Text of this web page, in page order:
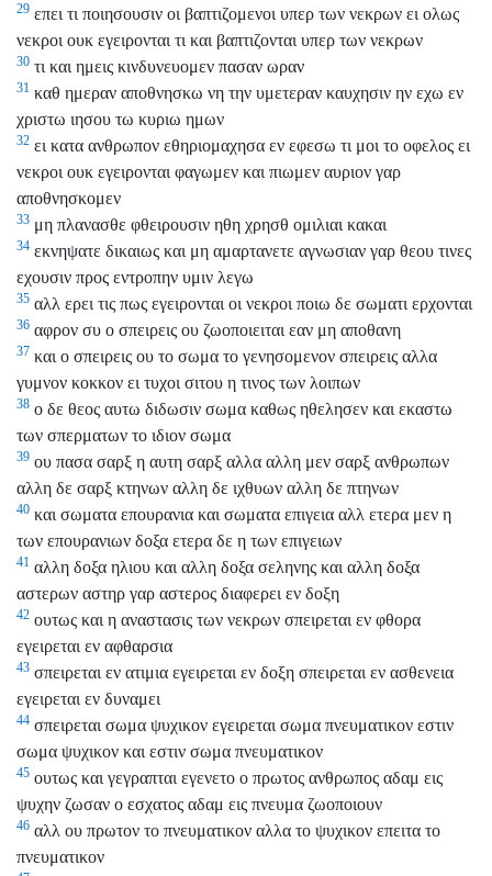
29 επει τι ποιησουσιν οι βαπτιζομενοι υπερ των νεκρων ει ολως
νεκροι ουκ εγειρονται τι και βαπτιζονται υπερ των νεκρων
30 τι και ημεις κινδυνευομεν πασαν ωραν
31 καθ ημεραν αποθνησκω νη την υμετεραν καυχησιν ην εχω εν
χριστω ιησου τω κυριω ημων
32 ει κατα ανθρωπον εθηριομαχησα εν εφεσω τι μοι το οφελος ει
νεκροι ουκ εγειρονται φαγωμεν και πιωμεν αυριον γαρ
αποθνησκομεν
33 μη πλανασθε φθειρουσιν ηθη χρησθ ομιλιαι κακαι
34 εκνηψατε δικαιως και μη αμαρτανετε αγνωσιαν γαρ θεου τινες
εχουσιν προς εντροπην υμιν λεγω
35 αλλ ερει τις πως εγειρονται οι νεκροι ποιω δε σωματι ερχονται
36 αφρον συ ο σπειρεις ου ζωοποιειται εαν μη αποθανη
37 και ο σπειρεις ου το σωμα το γενησομενον σπειρεις αλλα
γυμνον κοκκον ει τυχοι σιτου η τινος των λοιπων
38 ο δε θεος αυτω διδωσιν σωμα καθως ηθελησεν και εκαστω
των σπερματων το ιδιον σωμα
39 ου πασα σαρξ η αυτη σαρξ αλλα αλλη μεν σαρξ ανθρωπων
αλλη δε σαρξ κτηνων αλλη δε ιχθυων αλλη δε πτηνων
40 και σωματα επουρανια και σωματα επιγεια αλλ ετερα μεν η
των επουρανιων δοξα ετερα δε η των επιγειων
41 αλλη δοξα ηλιου και αλλη δοξα σεληνης και αλλη δοξα
αστερων αστηρ γαρ αστερος διαφερει εν δοξη
42 ουτως και η αναστασις των νεκρων σπειρεται εν φθορα
εγειρεται εν αφθαρσια
43 σπειρεται εν ατιμια εγειρεται εν δοξη σπειρεται εν ασθενεια
εγειρεται εν δυναμει
44 σπειρεται σωμα ψυχικον εγειρεται σωμα πνευματικον εστιν
σωμα ψυχικον και εστιν σωμα πνευματικον
45 ουτως και γεγραπται εγενετο ο πρωτος ανθρωπος αδαμ εις
ψυχην ζωσαν ο εσχατος αδαμ εις πνευμα ζωοποιουν
46 αλλ ου πρωτον το πνευματικον αλλα το ψυχικον επειτα το
πνευματικον